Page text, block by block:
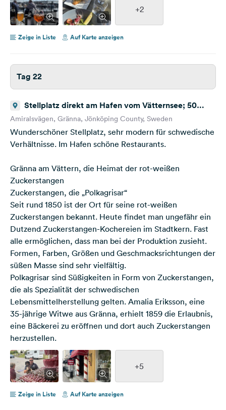
+2
Zeige in Liste Auf Karte anzeigen
Tag 22
Stellplatz direkt am Hafen vom Vätternsee; 50
Amiralsvägen 563 31 Gränna Schweden
Amiralsvägen, Gränna, Jönköping County, Sweden
Wunderschöner Stellplatz, sehr modern für schwedische
Verhältnisse. Im Hafen schöne Restaurants.
Gränna am Vättern, die Heimat der rot-weißen
Zuckerstangen
Zuckerstangen, die „Polkagrisar“
Seit rund 1850 ist der Ort für seine rot-weißen
Zuckerstangen bekannt. Heute findet man ungefähr ein
Dutzend Zuckerstangen-Kochereien im Stadtkern. Fast
alle ermöglichen, dass man bei der Produktion zusieht.
Formen, Farben, Größen und Geschmacksrichtungen der
süßen Masse sind sehr vielfältig.
Polkagrisar sind Süßigkeiten in Form von Zuckerstangen,
die als Spezialität der schwedischen
Lebensmittelherstellung gelten. Amalia Eriksson, eine
35-jährige Witwe aus Gränna, erhielt 1859 die Erlaubnis,
eine Bäckerei zu eröffnen und dort auch Zuckerstangen
herzustellen.
+5
Zeige in Liste Auf Karte anzeigen